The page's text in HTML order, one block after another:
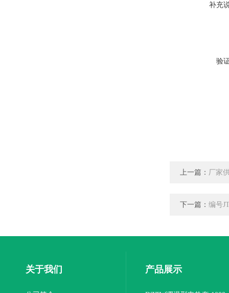
补充
验
上一篇： 厂家
下一篇： 编号
关于我们 产品展示